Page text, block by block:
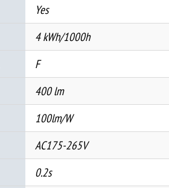
Yes
4 kWh/1000h
F
400 lm
100lm/W
AC175-265V
0.2s